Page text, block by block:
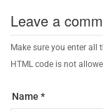
Leave a
Make sure you enter all
HTML code is not
Name *